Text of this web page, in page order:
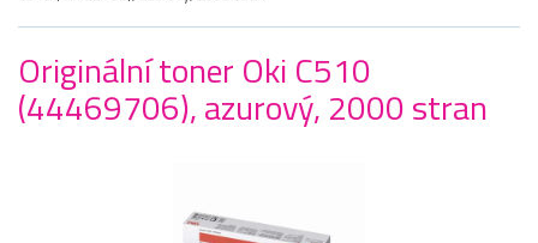
Originální toner Oki C510
(44469706), azurový, 2000 stran